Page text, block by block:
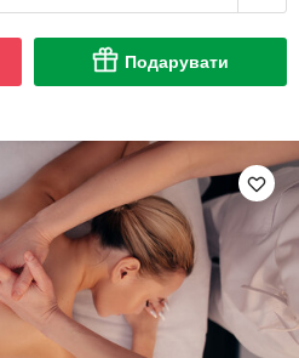
Подарувати